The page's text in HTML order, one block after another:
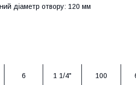
діаметр отвору: 120 мм
6 1 1/4" 100